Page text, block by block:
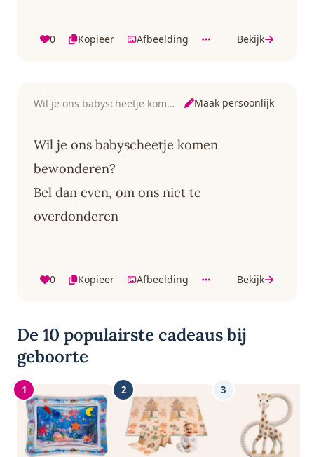
0 Kopieer Afbeelding Bekijk
Wil je ons babyscheetje komen bewonderen Maak persoonlijk
Wil je ons babyscheetje komen
bewonderen?
Bel dan even, om ons niet te
overdonderen
0 Kopieer Afbeelding Bekijk
De 10 populairste cadeaus bij
geboorte
1 2 3